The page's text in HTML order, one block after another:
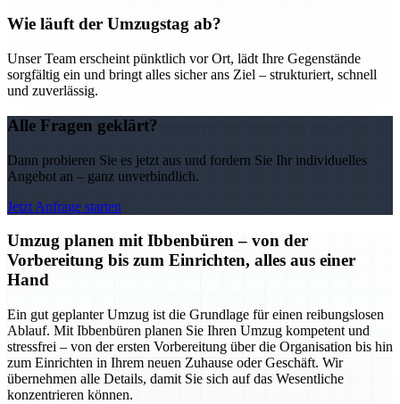
Wie läuft der Umzugstag ab?
Unser Team erscheint pünktlich vor Ort, lädt Ihre Gegenstände
sorgfältig ein und bringt alles sicher ans Ziel – strukturiert, schnell
und zuverlässig.
Alle Fragen geklärt?
Dann probieren Sie es jetzt aus und fordern Sie Ihr individuelles
Angebot an – ganz unverbindlich.
Jetzt Anfrage starten
Umzug planen mit Ibbenbüren – von der
Vorbereitung bis zum Einrichten, alles aus einer
Hand
Ein gut geplanter Umzug ist die Grundlage für einen reibungslosen
Ablauf. Mit Ibbenbüren planen Sie Ihren Umzug kompetent und
stressfrei – von der ersten Vorbereitung über die Organisation bis hin
zum Einrichten in Ihrem neuen Zuhause oder Geschäft. Wir
übernehmen alle Details, damit Sie sich auf das Wesentliche
konzentrieren können.